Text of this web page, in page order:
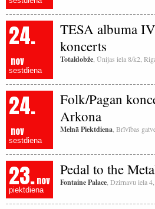
24.
nov
sestdiena
TESA albuma
koncerts
Totaldobže , Ūnijas iela 8/k2,
24.
nov
sestdiena
Folk/Pagan
Arkona
Melnā Piektdiena , Brīvības
23.nov
piektdiena
Pedal to the
Fontaine Palace , Dzirnavu iela